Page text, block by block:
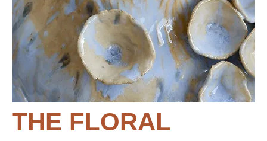
THE FLORAL